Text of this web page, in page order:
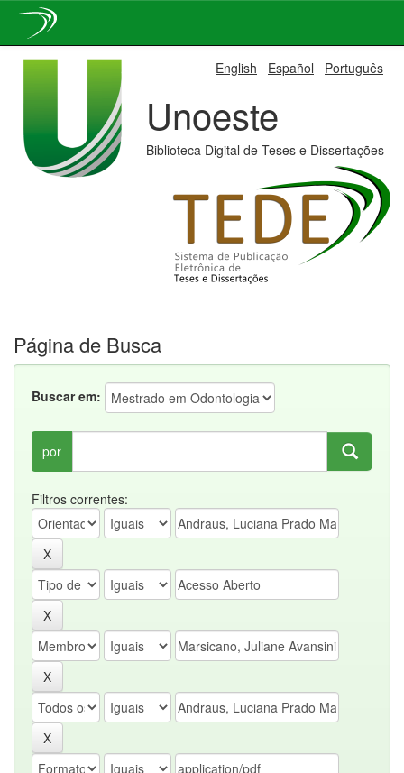
English Español Português
Unoeste
Biblioteca Digital de Teses e Dissertações
Página de Busca
Buscar em:
por
Filtros correntes: